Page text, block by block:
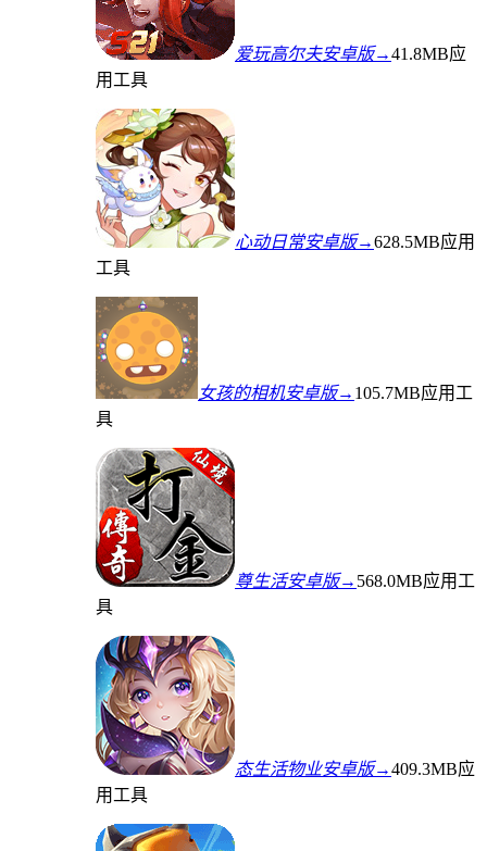
爱玩高尔夫安卓版→41.8MB应
用工具
心动日常安卓版→628.5MB应用
工具
女孩的相机安卓版→ 105.7MB应用工
具
尊生活安卓版→ 568.0MB应用工
具
态生活物业安卓版→409.3MB应
用工具